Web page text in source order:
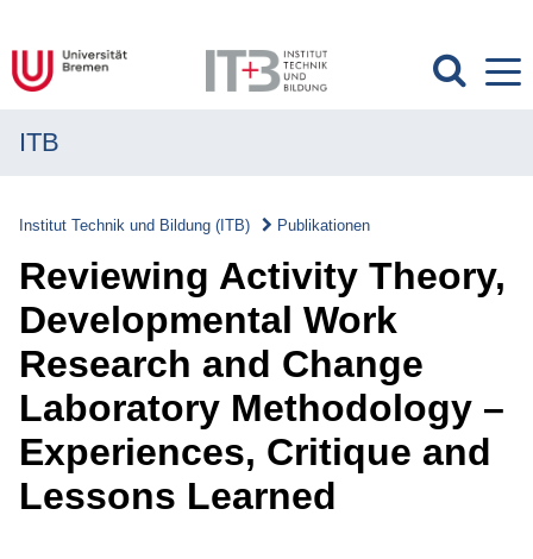
Transfer
Projekte
Publikationen
Publikationen
ITB
Institut Technik und Bildung (ITB) Publikationen
Reviewing Activity Theory,
Developmental Work
Research and Change
Laboratory Methodology –
Experiences, Critique and
Lessons Learned